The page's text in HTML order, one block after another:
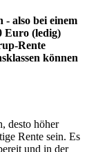
- also bei einem
Euro (ledig)
Rente
können
desto höher
Rente sein. Es
und in der